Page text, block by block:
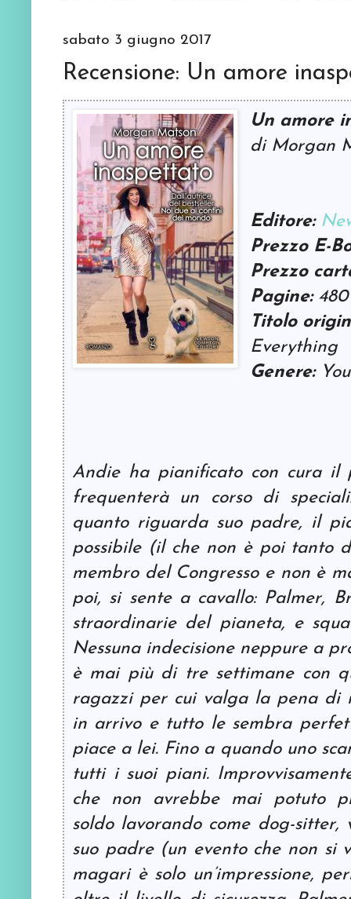
sabato 3 giugno 2017
Recensione: Un amore
Un amore
di Morgan
Editore:
Prezzo E-
Prezzo
Pagine:480
Titolo
Everything
Genere:
Andie ha pianificato con cura il
frequenterà un corso di
quanto riguarda suo padre, il
possibile (il che non è poi tanto
membro del Congresso e non è
poi, si sente a cavallo: Palmer,
straordinarie del pianeta, e
Nessuna indecisione neppure a
è mai più di tre settimane con
ragazzi per cui valga la pena di
in arrivo e tutto le sembra
piace a lei. Fino a quando uno
tutti i suoi piani.
che non avrebbe mai potuto
soldo lavorando come dog-sitter,
suo padre (un evento che non si
magari è solo un’impressione,